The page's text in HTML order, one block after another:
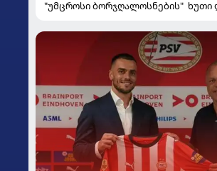
"უმცროსი ბორჯღალოსნების"